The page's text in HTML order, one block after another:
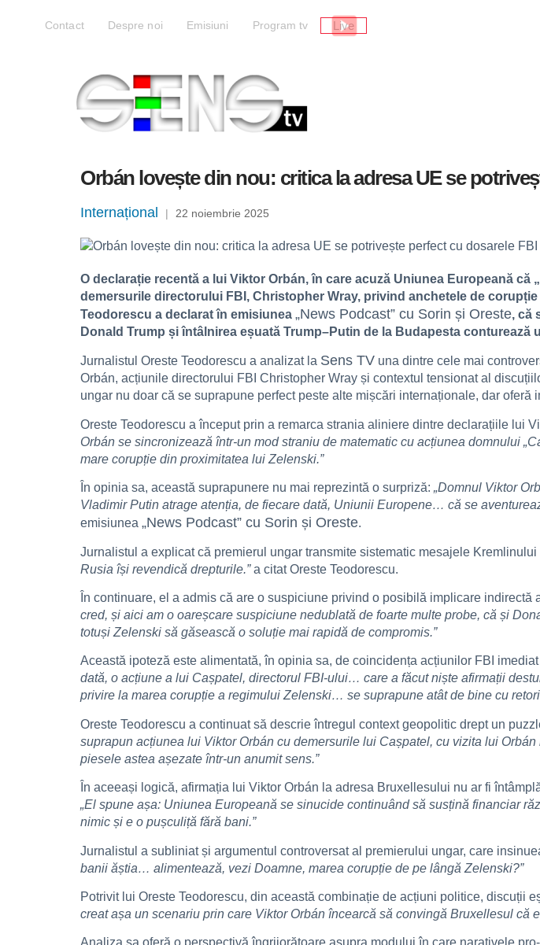
Contact Despre noi Emisiuni Program tv Live
Orbán lovește din nou: critica la adresa UE se
Internațional | 22 noiembrie 2025
O declarație recentă a lui Viktor Orbán, în care acuză Uniunea Europeană
demersurile directorului FBI, Christopher Wray, privind anchetele de
Teodorescu a declarat în emisiunea „News Podcast” cu Sorin și Oreste, că
Donald Trump și întâlnirea eșuată Trump–Putin de la Budapesta
Jurnalistul Oreste Teodorescu a analizat la Sens TV una dintre cele mai
Orbán, acțiunile directorului FBI Christopher Wray și contextul tensionat al
ungar nu doar că se suprapune perfect peste alte mișcări internaționale, dar oferă
Oreste Teodorescu a început prin a remarca strania aliniere dintre declarațiile lui
Orbán se sincronizează într-un mod straniu de matematic cu acțiunea domnului
mare corupție din proximitatea lui Zelenski.”
În opinia sa, această suprapunere nu mai reprezintă o surpriză: „Domnul Viktor
Vladimir Putin atrage atenția, de fiecare dată, Uniunii Europene… că se
emisiunea „News Podcast” cu Sorin și Oreste.
Jurnalistul a explicat că premierul ungar transmite sistematic mesajele Kremlinului
Rusia își revendică drepturile.”a citat Oreste Teodorescu.
În continuare, el a admis că are o suspiciune privind o posibilă implicare
cred, și aici am o oareșcare suspiciune nedublată de foarte multe probe, că și
totuși Zelenski să găsească o soluție mai rapidă de compromis.”
Această ipoteză este alimentată, în opinia sa, de coincidența acțiunilor FBI
dată, o acțiune a lui Cașpatel, directorul FBI-ului… care a făcut niște afirmații
privire la marea corupție a regimului Zelenski… se suprapune atât de bine cu
Oreste Teodorescu a continuat să descrie întregul context geopolitic drept un
suprapun acțiunea lui Viktor Orbán cu demersurile lui Cașpatel, cu vizita lui
piesele astea așezate într-un anumit sens.”
În aceeași logică, afirmația lui Viktor Orbán la adresa Bruxellesului nu ar fi
„El spune așa: Uniunea Europeană se sinucide continuând să susțină financiar
nimic și e o pușculiță fără bani.”
Jurnalistul a subliniat și argumentul controversat al premierului ungar, care
banii ăștia… alimentează, vezi Doamne, marea corupție de pe lângă Zelenski?”
Potrivit lui Oreste Teodorescu, din această combinație de acțiuni politice, discuții
creat așa un scenariu prin care Viktor Orbán încearcă să convingă Bruxellesul că